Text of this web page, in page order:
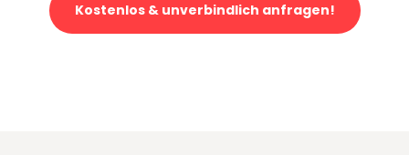
Kostenlos & unverbindlich anfragen!